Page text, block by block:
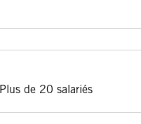
Plus de 20 salariés